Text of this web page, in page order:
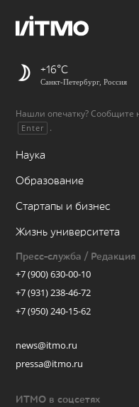
+16
Санкт-Петербург, Россия
Нашли опечатку? Сообщите
Enter .
Наука
Образование
Стартапы и бизнес
Жизнь университета
Пресс-служба / Редакция
+7 (900) 630-00-10
+7 (931) 238-46-72
+7 (950) 240-15-62
news@itmo.ru
pressa@itmo.ru
ИТМО в соцсетях